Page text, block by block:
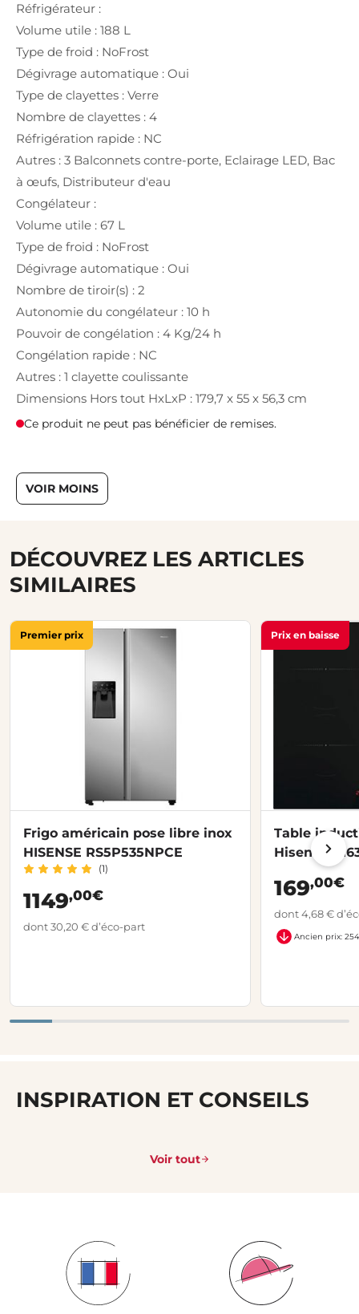
Réfrigérateur :
Volume utile : 188 L
Type de froid : NoFrost
Dégivrage automatique : Oui
Type de clayettes : Verre
Nombre de clayettes : 4
Réfrigération rapide : NC
Autres : 3 Balconnets contre-porte, Eclairage LED, Bac
à œufs, Distributeur d'eau
Congélateur :
Volume utile : 67 L
Type de froid : NoFrost
Dégivrage automatique : Oui
Nombre de tiroir(s) : 2
Autonomie du congélateur : 10 h
Pouvoir de congélation : 4 Kg/24 h
Congélation rapide : NC
Autres : 1 clayette coulissante
Dimensions Hors tout HxLxP : 179,7 x 55 x 56,3 cm
Ce produit ne peut pas bénéficier de remises.
VOIR MOINS
DÉCOUVREZ LES ARTICLES
SIMILAIRES
Premier prix
Frigo américain pose libre inox
HISENSE RS5P535NPCE
(1)
1149,00€
dont 30,20 € d’éco-part
Prix en baisse
Table
Hisense
169,00€
dont 4,68 €
Ancien prix:
INSPIRATION ET CONSEILS
Voir tout